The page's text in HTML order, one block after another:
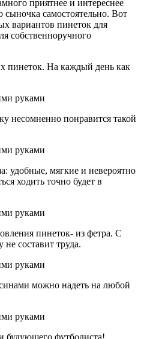
приятнее и интереснее
сыночка самостоятельно. Вот
вариантов пинеток для
собственноручного
пинеток. На каждый день как
несомненно понравится такой
удобные, мягкие и невероятно
ходить точно будет в
пинеток- из фетра. С
составит труда.
можно надеть на любой